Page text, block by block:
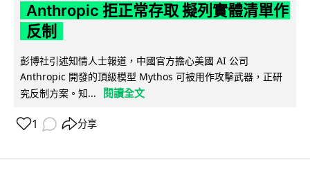
Anthropic 拒正常存取 擬列實體清單作
反制
彭博社引述知情人士報道，中國官方擔心美國 AI 公司
Anthropic 開發的頂級模型 Mythos 可被用作攻擊武器，正研
究反制方案。知...
閱讀全文
1 分享